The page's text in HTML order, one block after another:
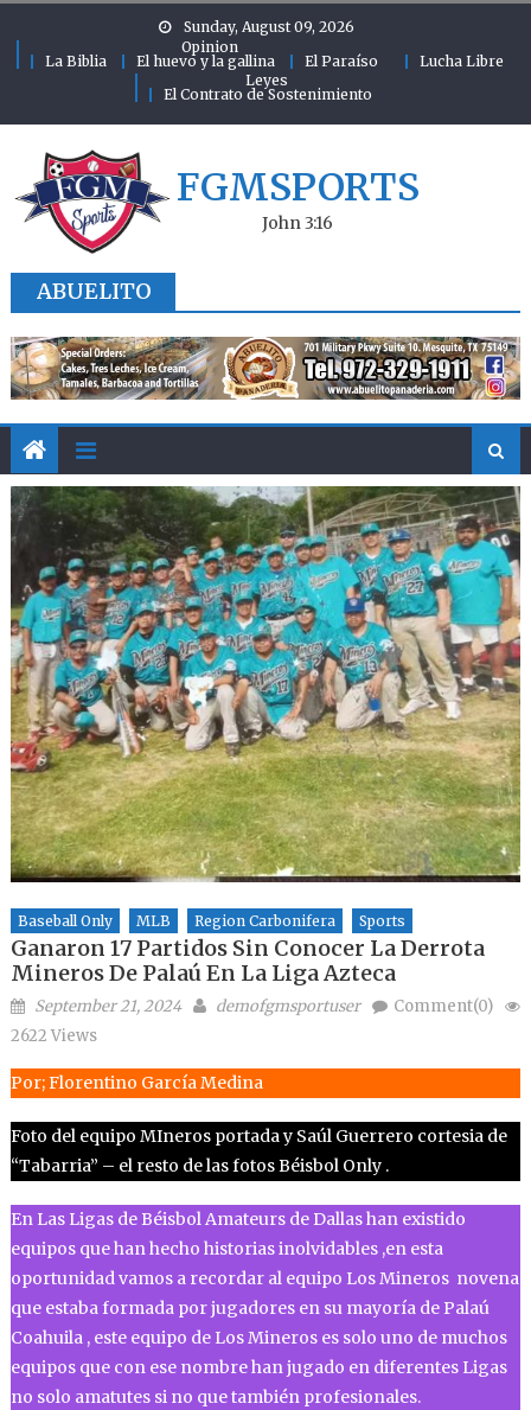
Sunday, August 09, 2026
Opinion
La Biblia
El huevo y la gallina El Paraíso
Lucha Libre
Leyes
El Contrato de Sostenimiento
FGMSPORTS
John 3:16
ABUELITO
Baseball Only MLB Region Carbonifera Sports
Ganaron 17 Partidos Sin Conocer La Derrota
Mineros De Palaú En La Liga Azteca
Posted on
September 21, 2024 Author
demofgmsportuser
Comment(0)
2622 Views
Por; Florentino García Medina
Foto del equipo MIneros portada y Saúl Guerrero cortesia de
“Tabarria” – el resto de las fotos Béisbol Only .
En Las Ligas de Béisbol Amateurs de Dallas han existido
equipos que han hecho historias inolvidables ,en esta
oportunidad vamos a recordar al equipo Los Mineros novena
que estaba formada por jugadores en su mayoría de Palaú
Coahuila , este equipo de Los Mineros es solo uno de muchos
equipos que con ese nombre han jugado en diferentes Ligas
no solo amatutes si no que también profesionales.